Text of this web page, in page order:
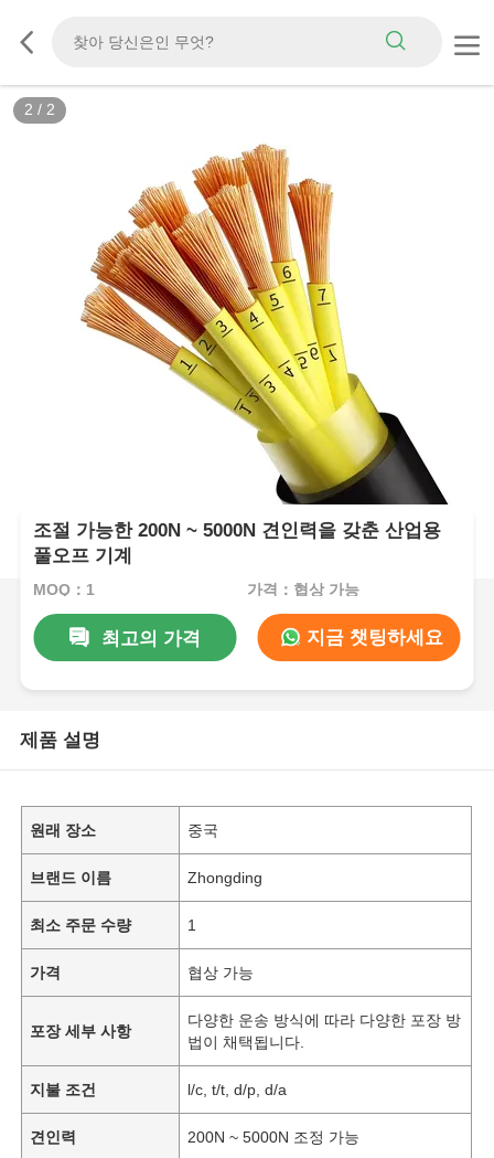
2 / 2
조절 가능한 200N ~ 5000N 견인력을 갖춘 산업용
풀오프 기계
MOQ：1 가격：협상 가능
최고의 가격 지금 챗팅하세요
제품 설명
원래 장소 중국
브랜드 이름 Zhongding
최소 주문 수량 1
가격 협상 가능
포장 세부 사항
다양한 운송 방식에 따라 다양한 포장 방
법이 채택됩니다.
지불 조건 l/c, t/t, d/p, d/a
견인력 200N ~ 5000N 조정 가능